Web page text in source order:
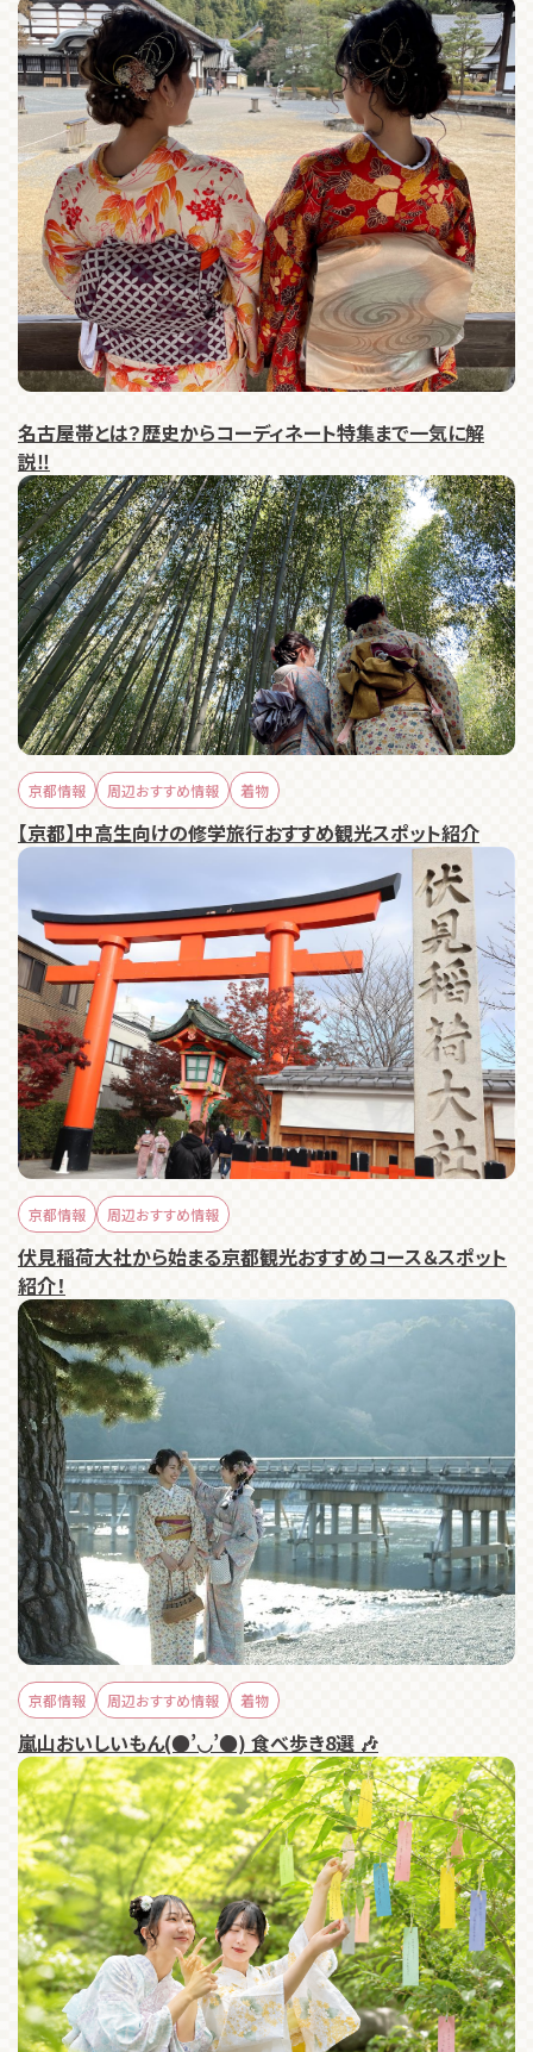
名古屋帯とは？歴史からコーディネート特集まで一気に解
説‼️
京都情報 周辺おすすめ情報 着物
【京都】中高生向けの修学旅行おすすめ観光スポット紹介
京都情報 周辺おすすめ情報
伏見稲荷大社から始まる京都観光おすすめコース＆スポット
紹介！
京都情報 周辺おすすめ情報 着物
嵐山おいしいもん(●’◡’●) 食べ歩き8選 🎶